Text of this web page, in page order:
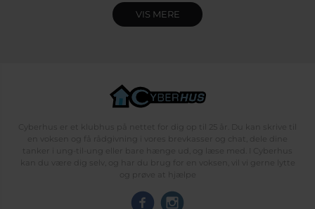
VIS MERE
Cyberhus er et klubhus på nettet for dig op til 25 år. Du kan skrive til
en voksen og få rådgivning i vores brevkasser og chat, dele dine
tanker i ung-til-ung eller bare hænge ud, og læse med. I Cyberhus
kan du være dig selv, og har du brug for en voksen, vil vi gerne lytte
og prøve at hjælpe